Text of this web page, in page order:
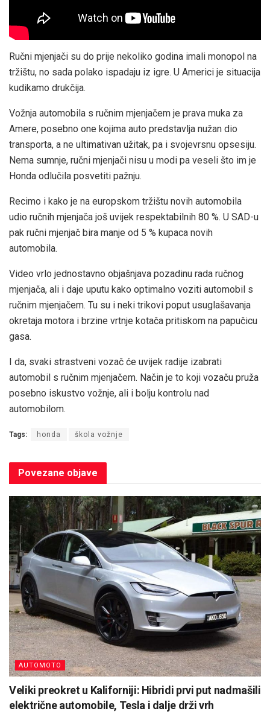
Ručni mjenjači su do prije nekoliko godina imali monopol na
tržištu, no sada polako ispadaju iz igre. U Americi je situacija
kudikamo drukčija.
Vožnja automobila s ručnim mjenjačem je prava muka za
Amere, posebno one kojima auto predstavlja nužan dio
transporta, a ne ultimativan užitak, pa i svojevrsnu opsesiju.
Nema sumnje, ručni mjenjači nisu u modi pa veseli što im je
Honda odlučila posvetiti pažnju.
Recimo i kako je na europskom tržištu novih automobila
udio ručnih mjenjača još uvijek respektabilnih 80 %. U SAD-u
pak ručni mjenjač bira manje od 5 % kupaca novih
automobila.
Video vrlo jednostavno objašnjava pozadinu rada ručnog
mjenjača, ali i daje uputu kako optimalno voziti automobil s
ručnim mjenjačem. Tu su i neki trikovi poput usuglašavanja
okretaja motora i brzine vrtnje kotača pritiskom na papučicu
gasa.
I da, svaki strastveni vozač će uvijek radije izabrati
automobil s ručnim mjenjačem. Način je to koji vozaču pruža
posebno iskustvo vožnje, ali i bolju kontrolu nad
automobilom.
Tags: honda škola vožnje
Povezane objave
AUTOMOTO
Veliki preokret u Kaliforniji: Hibridi prvi put nadmašili
električne automobile, Tesla i dalje drži vrh